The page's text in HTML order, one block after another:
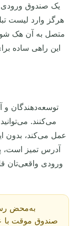
در حال انتظار برای ایمیل‌های ورودی...
یک صندوق ورودی
هرگز وارد لیست
متصل به آن هک
این راهی ساده
توسعه‌دهندگان و
می‌کنند.
عمل می‌کند، بدون
آدرس تمیز است،
ورودی واقعی‌تان
به‌محض
صندوق موقت با